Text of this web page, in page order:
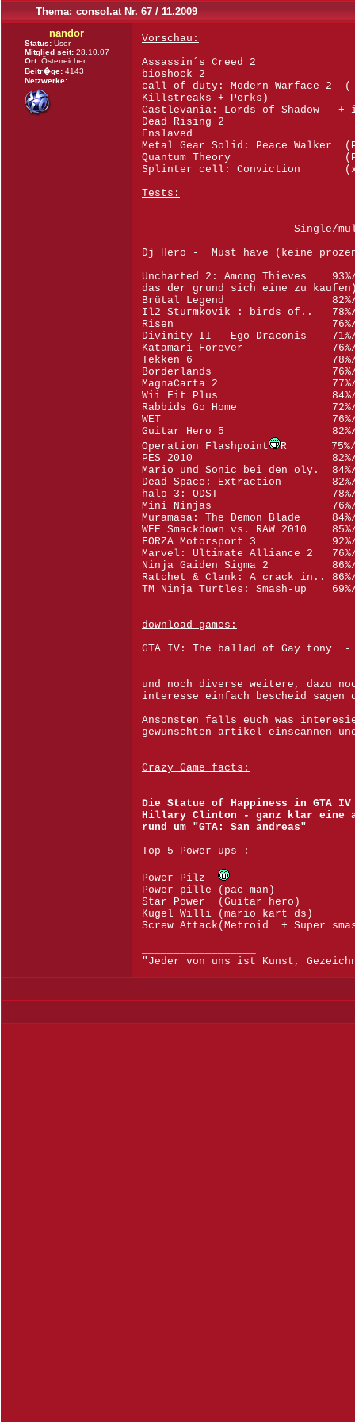
Thema: consol.at Nr. 67 / 11.2009
nandor
Status: User
Mitglied seit: 28.10.07
Ort: Österreicher
Beitr�ge: 4143
Netzwerke:
Vorschau:
Assassin´s Creed 2
bioshock 2
call of duty: Modern Warface 2
Killstreaks + Perks)
Castlevania: Lords of Shadow +
Dead Rising 2
Enslaved
Metal Gear Solid: Peace Walker
Quantum Theory
Splinter cell: Conviction
Tests:
Single/
Dj Hero - Must have (keine
Uncharted 2: Among Thieves
das der grund sich eine zu
Brütal Legend 82%/
Il2 Sturmkovik : birds of.. 78%/
Risen 76%/-
Divinity II - Ego Draconis
Katamari Forever 76%/
Tekken 6 78%/
Borderlands 76%/
MagnaCarta 2 77%/-
Wii Fit Plus 84%/
Rabbids Go Home 72%/
WET 76%/-
Guitar Hero 5 82%/
Operation Flashpoint
R 75%/
PES 2010
Mario und Sonic bei den oly. 84%/
Dead Space: Extraction
halo 3: ODST 78%/
Mini Ninjas 76%/-
Muramasa: The Demon Blade
WEE Smackdown vs. RAW 2010
FORZA Motorsport 3
Marvel: Ultimate Alliance 2
Ninja Gaiden Sigma 2 86%/
Ratchet & Clank: A crack in..
TM Ninja Turtles: Smash-up
download games:
GTA IV: The ballad of Gay
und noch diverse weitere, dazu
interesse einfach bescheid sagen
Ansonsten falls euch was
gewünschten artikel einscannen
Crazy Game facts:
Die Statue of Happiness in GTA
Hillary Clinton - ganz klar eine
rund um "GTA: San andreas"
Top 5 Power ups :
Power-Pilz
Power pille (pac man)
Star Power (Guitar hero)
Kugel Willi (mario kart ds)
Screw Attack(Metroid + Super
"Jeder von uns ist Kunst,